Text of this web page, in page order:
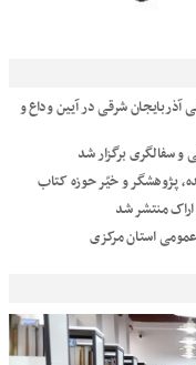
آذربایجان شرقی در آیین وداع و
سفالگری برگزار شد
پژوهشگر و خیّر حوزه کتاب
منتشر شد
استان مرکزی